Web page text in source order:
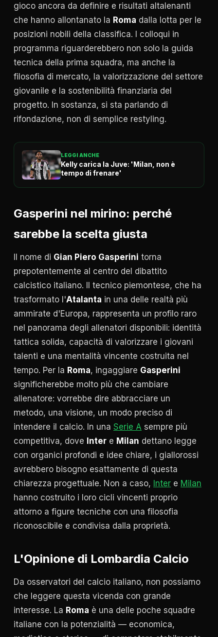
gioco ancora da definire e risultati altalenanti
che hanno allontanato la Roma dalla lotta per le
posizioni nobili della classifica. I colloqui in
programma riguarderebbero non solo la guida
tecnica della prima squadra, ma anche la
filosofia di mercato, la valorizzazione del settore
giovanile e la sostenibilità finanziaria del
progetto. In sostanza, si sta parlando di
rifondazione, non di semplice restyling.
LEGGI ANCHE
Kelly carica la Juve: 'Milan, non è
tempo di frenare'
Gasperini nel mirino: perché
sarebbe la scelta giusta
Il nome di Gian Piero Gasperini torna
prepotentemente al centro del dibattito
calcistico italiano. Il tecnico piemontese, che ha
trasformato l'Atalanta in una delle realtà più
ammirate d'Europa, rappresenta un profilo raro
nel panorama degli allenatori disponibili: identità
tattica solida, capacità di valorizzare i giovani
talenti e una mentalità vincente costruita nel
tempo. Per la Roma, ingaggiare Gasperini
significherebbe molto più che cambiare
allenatore: vorrebbe dire abbracciare un
metodo, una visione, un modo preciso di
intendere il calcio. In una Serie A sempre più
competitiva, dove Inter e Milan dettano legge
con organici profondi e idee chiare, i giallorossi
avrebbero bisogno esattamente di questa
chiarezza progettuale. Non a caso, Inter e Milan
hanno costruito i loro cicli vincenti proprio
attorno a figure tecniche con una filosofia
riconoscibile e condivisa dalla proprietà.
L'Opinione di Lombardia Calcio
Da osservatori del calcio italiano, non possiamo
che leggere questa vicenda con grande
interesse. La Roma è una delle poche squadre
italiane con la potenzialità — economica,